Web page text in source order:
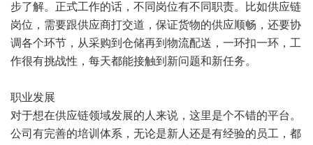
步了解。正式工作的话，不同岗位有不同职责。比如供应链
岗位，需要跟供应商打交道，保证货物的供应顺畅，还要协
调各个环节，从采购到仓储再到物流配送，一环扣一环，工
作很有挑战性，每天都能接触到新问题和新任务。
职业发展
对于想在供应链领域发展的人来说，这里是个不错的平台。
公司有完善的培训体系，无论是新人还是有经验的员工，都